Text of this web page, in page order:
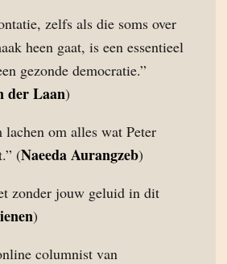
zelfs als die soms over
heen gaat, is een essentieel
gezonde democratie.”
der Laan)
om alles wat Peter
(Naeeda Aurangzeb)
zonder jouw geluid in dit
)
columnist van